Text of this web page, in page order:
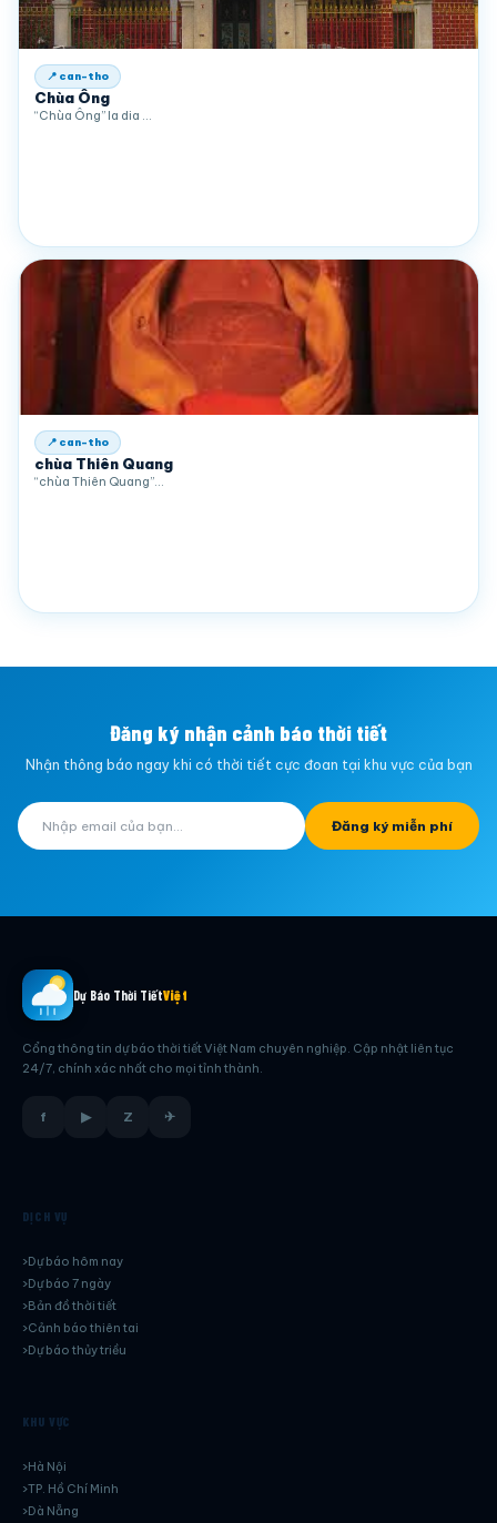
📍 can-tho
Chùa Ông
“Chùa Ông” la dia …
📍 can-tho
chùa Thiên Quang
“chùa Thiên Quang”…
Đăng ký nhận cảnh báo thời tiết
Nhận thông báo ngay khi có thời tiết cực đoan tại khu vực của bạn
Đăng ký miễn phí
Dự Báo Thời TiếtViệt
Cổng thông tin dự báo thời tiết Việt Nam chuyên nghiệp. Cập nhật liên tục
24/7, chính xác nhất cho mọi tỉnh thành.
f ▶ Z ✈
DỊCH VỤ
Dự báo hôm nay
Dự báo 7 ngày
Bản đồ thời tiết
Cảnh báo thiên tai
Dự báo thủy triều
KHU VỰC
Hà Nội
TP. Hồ Chí Minh
Dà Nẵng